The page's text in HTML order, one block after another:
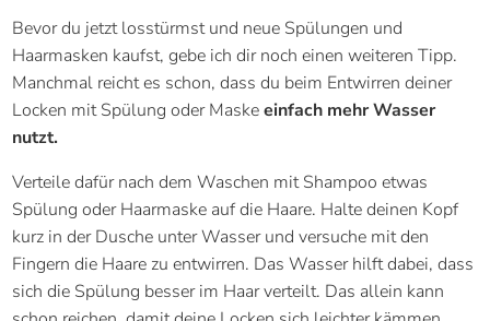
Bevor du jetzt losstürmst und neue Spülungen und
Haarmasken kaufst, gebe ich dir noch einen weiteren Tipp.
Manchmal reicht es schon, dass du beim Entwirren deiner
Locken mit Spülung oder Maskeeinfach mehr Wasser
nutzt.
Verteile dafür nach dem Waschen mit Shampoo etwas
Spülung oder Haarmaske auf die Haare. Halte deinen Kopf
kurz in der Dusche unter Wasser und versuche mit den
Fingern die Haare zu entwirren. Das Wasser hilft dabei, dass
sich die Spülung besser im Haar verteilt. Das allein kann